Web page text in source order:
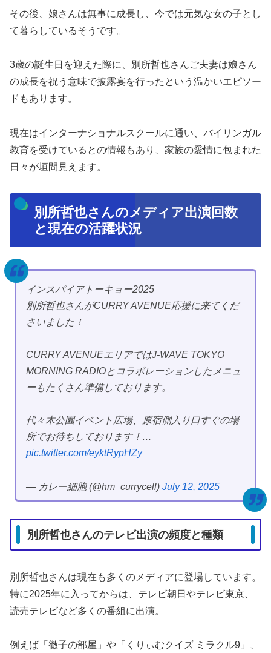
その後、娘さんは無事に成長し、今では元気な女の子とし
て暮らしているそうです。
3歳の誕生日を迎えた際に、別所哲也さんご夫妻は娘さん
の成長を祝う意味で披露宴を行ったという温かいエピソー
ドもあります。
現在はインターナショナルスクールに通い、バイリンガル
教育を受けているとの情報もあり、家族の愛情に包まれた
日々が垣間見えます。
別所哲也さんのメディア出演回数
と現在の活躍状況
インスパイアトーキョー2025
別所哲也さんがCURRY AVENUE応援に来てくだ
さいました！
CURRY AVENUEエリアではJ-WAVE TOKYO
MORNING RADIOとコラボレーションしたメニュ
ーもたくさん準備しております。
代々木公園イベント広場、原宿側入り口すぐの場
所でお待ちしております！…
pic.twitter.com/eyktRypHZy
— カレー細胞 (@hm_currycell) July 12, 2025
別所哲也さんのテレビ出演の頻度と種類
別所哲也さんは現在も多くのメディアに登場しています。
特に2025年に入ってからは、テレビ朝日やテレビ東京、
読売テレビなど多くの番組に出演。
例えば「徹子の部屋」や「くりぃむクイズ ミラクル9」、